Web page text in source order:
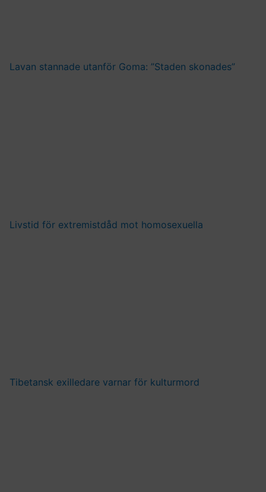
Lavan stannade utanför Goma: ”Staden skonades”
Livstid för extremistdåd mot homosexuella
Tibetansk exilledare varnar för kulturmord